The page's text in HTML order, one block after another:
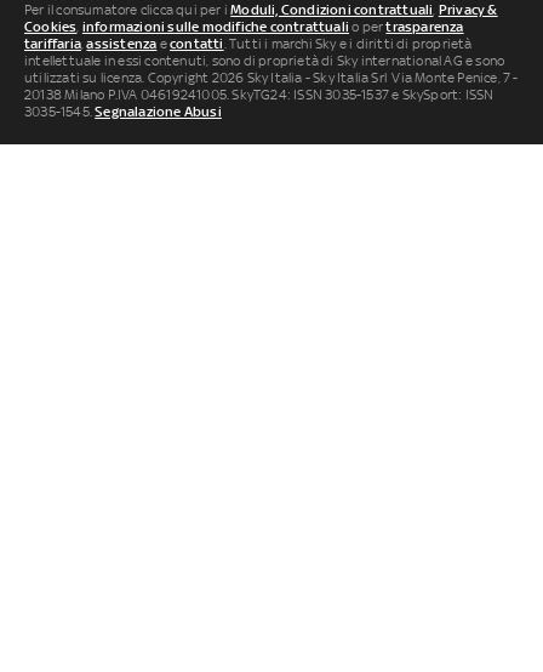
Per il consumatore clicca qui per iModuli, Condizioni contrattuali, Privacy &
Cookies, informazioni sulle modifiche contrattuali o pertrasparenza
tariffaria,assistenza econtatti. Tutti i marchi Sky e i diritti di proprietà
intellettuale in essi contenuti, sono di proprietà di Sky international AG e sono
utilizzati su licenza. Copyright 2026 Sky Italia - Sky Italia Srl Via Monte Penice, 7 -
20138 Milano P.IVA 04619241005. SkyTG24: ISSN 3035-1537 e SkySport: ISSN
3035-1545.Segnalazione Abusi